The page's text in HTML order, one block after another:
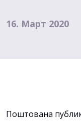
16. Март 2020
Поштована